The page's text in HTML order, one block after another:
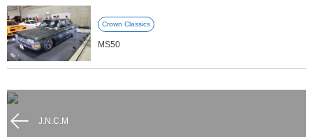
Crown Classics
MS50
J.N.C.M